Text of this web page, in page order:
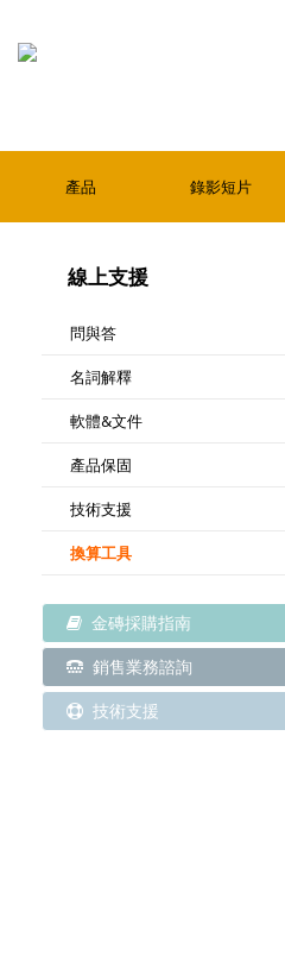
產品 錄影短片
線上支援
問與答
名詞解釋
軟體&文件
產品保固
技術支援
換算工具
金磚採購指南
銷售業務諮詢
技術支援